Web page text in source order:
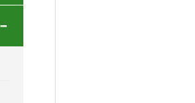
180M环保农业领域应用